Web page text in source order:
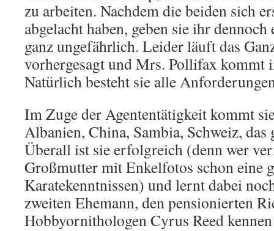
zu arbeiten. Nachdem die beiden sich
abgelacht haben, geben sie ihr
ganz ungefährlich. Leider läuft das
vorhergesagt und Mrs. Pollifax kommt
Natürlich besteht sie alle
Im Zuge der Agententätigkeit kommt
Albanien, China, Sambia, Schweiz,
Überall ist sie erfolgreich (denn wer
Großmutter mit Enkelfotos schon eine
Karatekenntnissen) und lernt dabei
zweiten Ehemann, den pensionierten
Hobbyornithologen Cyrus Reed